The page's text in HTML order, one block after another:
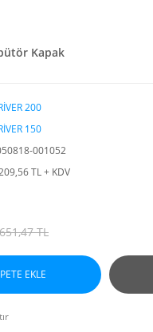
Kapak
200
150
001052
TL + KDV
TL
EKLE